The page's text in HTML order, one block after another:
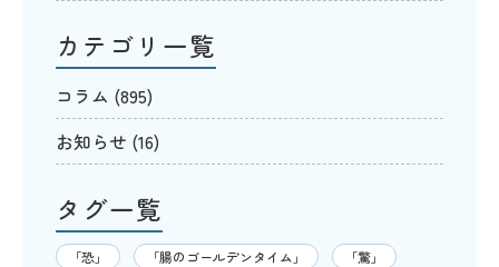
カテゴリ一覧
コラム (895)
お知らせ (16)
タグ一覧
「恐」 「腸のゴールデンタイム」
「驚」